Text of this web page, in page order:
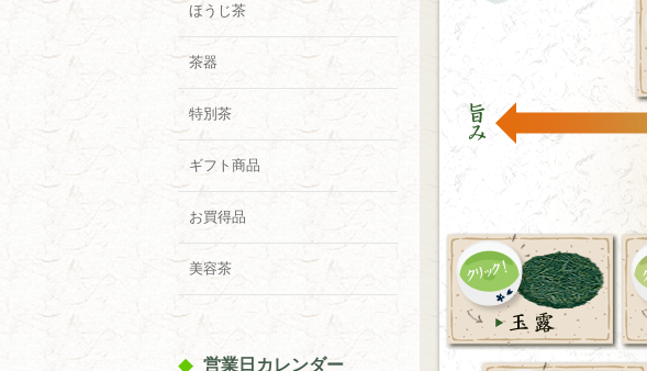
ほうじ茶
茶器
特別茶
ギフト商品
お買得品
美容茶
営業日カレンダー